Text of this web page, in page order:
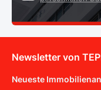
Newsletter von
Neueste